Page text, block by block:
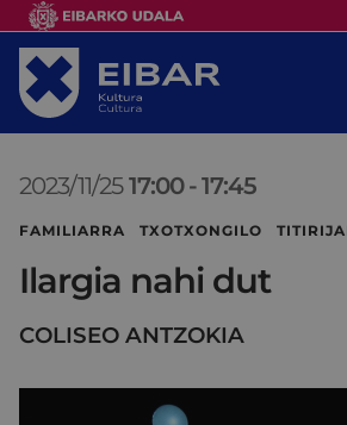
2023/11/25 17:00 -17:45
FAMILIARRA TXOTXONGILO
Ilargia nahi dut
COLISEO ANTZOKIA